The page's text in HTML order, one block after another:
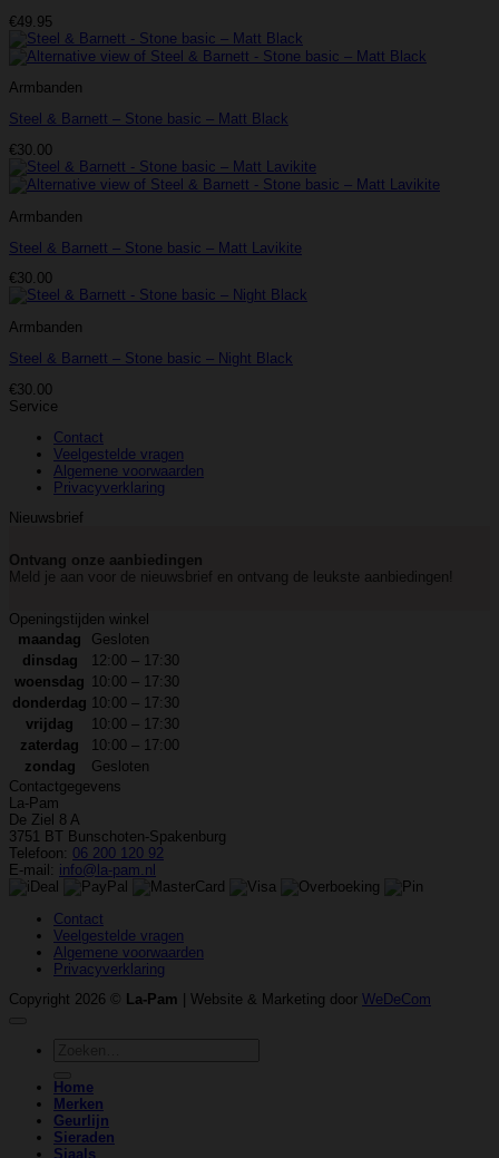
€49.95
Armbanden
Steel & Barnett – Stone basic – Matt Black
€30.00
Armbanden
Steel & Barnett – Stone basic – Matt Lavikite
€30.00
Armbanden
Steel & Barnett – Stone basic – Night Black
€30.00
Service
Contact
Veelgestelde vragen
Algemene voorwaarden
Privacyverklaring
Nieuwsbrief
Ontvang onze aanbiedingen
Meld je aan voor de nieuwsbrief en ontvang de leukste aanbiedingen!
Openingstijden winkel
maandag
Gesloten
dinsdag
12:00 – 17:30
woensdag 10:00 – 17:30
donderdag 10:00 – 17:30
vrijdag
10:00 – 17:30
zaterdag
10:00 – 17:00
zondag
Gesloten
Contactgegevens
La-Pam
De Ziel 8 A
3751 BT Bunschoten-Spakenburg
Telefoon: 06 200 120 92
E-mail: info@la-pam.nl
Contact
Veelgestelde vragen
Algemene voorwaarden
Privacyverklaring
Copyright 2026 © La-Pam | Website & Marketing door WeDeCom
Home
Merken
Geurlijn
Sieraden
Sjaals